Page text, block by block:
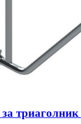
за